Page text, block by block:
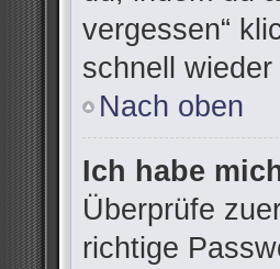
vergessen“
schnell
Nach oben
Ich habe
Überprüfe
richtige